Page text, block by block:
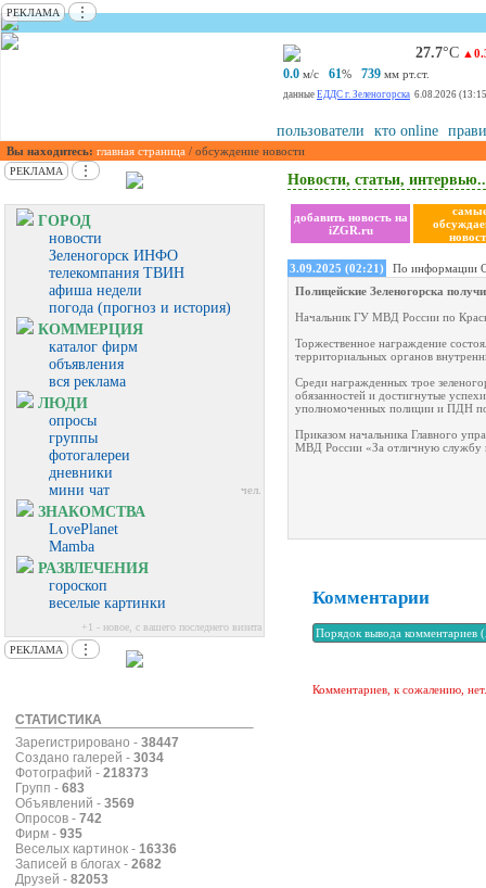
РЕКЛАМА ⋮
27.7°С
0.0 м/с 61% 739 мм рт.ст.
данные ЕДДС г. Зеленогорска 6.08.2026
пользователи кто online
Вы находитесь: главная страница / обсуждение новости
РЕКЛАМА ⋮
ГОРОД
новости
Зеленогорск ИНФО
телекомпания ТВИН
афиша недели
погода (прогноз и история)
КОММЕРЦИЯ
каталог фирм
объявления
вся реклама
ЛЮДИ
опросы
группы
фотогалереи
дневники
мини чат
чел.
ЗНАКОМСТВА
LovePlanet
Mamba
РАЗВЛЕЧЕНИЯ
гороскоп
веселые картинки
+1 - новое, с вашего последнего визита
РЕКЛАМА
⋮
СТАТИСТИКА
Зарегистрировано - 38447
Создано галерей - 3034
Фотографий - 218373
Групп - 683
Объявлений - 3569
Опросов - 742
Фирм - 935
Веселых картинок - 16336
Записей в блогах - 2682
Друзей - 82053
Новости, статьи,
добавить новость на
iZGR.ru
3.09.2025 (02:21)
По информации
Полицейские Зеленогорска
Начальник ГУ МВД России по
Торжественное награждение
территориальных органов
Среди награжденных трое
обязанностей и достигнутые
уполномоченных полиции и ПДН
Приказом начальника Главного
МВД России «За отличную службу
Комментарии
Комментариев, к сожалению, нет.